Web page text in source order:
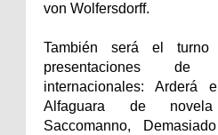
von Wolfersdorff.
También será el
presentaciones de
internacionales: Arderá
Alfaguara de
Saccomanno,